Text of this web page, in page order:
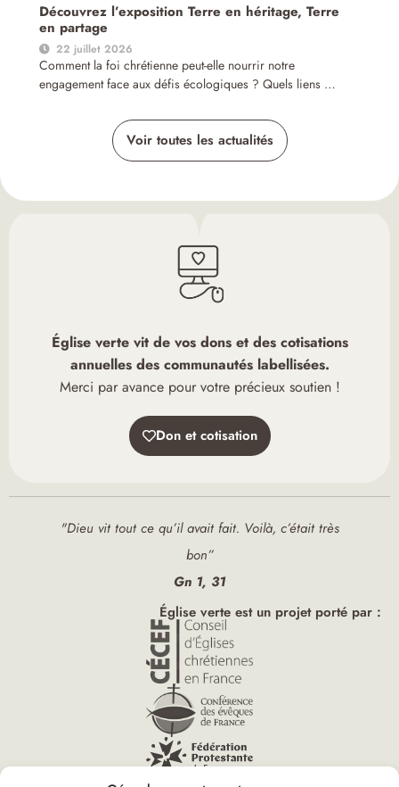
Découvrez l’exposition Terre en héritage, Terre
en partage
22 juillet 2026
Comment la foi chrétienne peut-elle nourrir notre
engagement face aux défis écologiques ? Quels liens …
Voir toutes les actualités
Église verte vit de vos dons et des cotisations
annuelles des communautés labellisées.
Merci par avance pour votre précieux soutien !
Don et cotisation
"Dieu vit tout ce qu’il avait fait. Voilà, c’était très
bon”
Gn 1, 31
Église verte est un projet porté par :